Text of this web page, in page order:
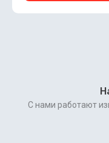
С нами работают